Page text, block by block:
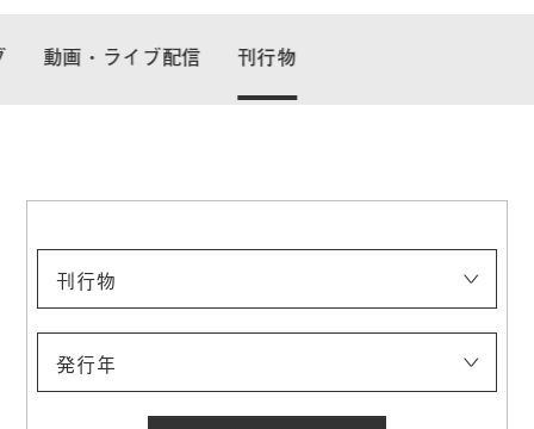
動画・ライブ配信 刊行物
刊行物
展覧会カタログ
美術館ニュース
その他の刊行物
発行年